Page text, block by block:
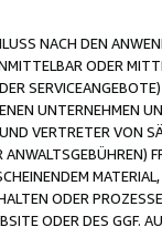
NACH DEN
ODER
UNTERNEHMEN
VERTRETER VON
ODER
ODER DES GGF.